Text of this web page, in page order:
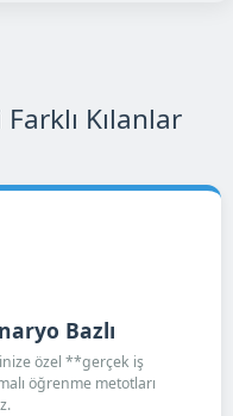
Kılanlar
Bazlı
özel **gerçek iş
öğrenme metotları